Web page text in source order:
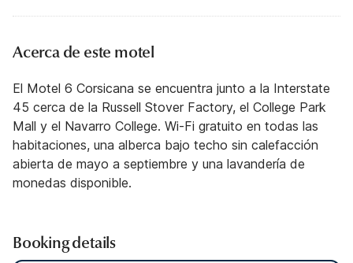
Acerca de este motel
El Motel 6 Corsicana se encuentra junto a la Interstate
45 cerca de la Russell Stover Factory, el College Park
Mall y el Navarro College. Wi-Fi gratuito en todas las
habitaciones, una alberca bajo techo sin calefacción
abierta de mayo a septiembre y una lavandería de
monedas disponible.
Booking details